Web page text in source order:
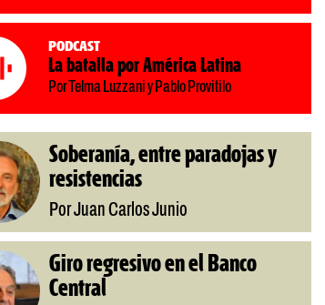
Podcast
La batalla por América Latina
Por Telma Luzzani y Pablo Provitilo
Soberanía, entre paradojas y
resistencias
Por Juan Carlos Junio
Giro regresivo en el Banco
Central